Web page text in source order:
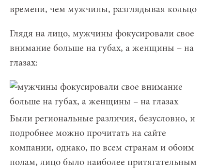
Глядя на лицо, мужчины фокусировали свое
внимание больше на губах, а женщины – на
глазах:
Были региональные различия, безусловно, и
подробнее можно прочитать на сайте
компании, однако, по всем странам и обоим
полам, лицо было наиболее притягательным